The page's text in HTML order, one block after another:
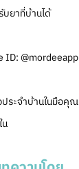
ยาที่บ้านได้
ID: @mordeeapp
ระจำบ้านในมือคุณ